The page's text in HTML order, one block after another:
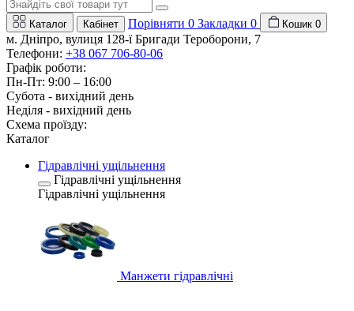
Каталог Кабінет Порівняти 0 Закладки 0 Кошик 0
м. Дніпро, вулиця 128-ї Бригади Тероборони, 7
Телефони: +38 067 706-80-06
Графік роботи:
Пн-Пт: 9:00 – 16:00
Субота - вихідний день
Неділя - вихідний день
Схема проїзду:
Каталог
Гідравлічні ущільнення
Гідравлічні ущільнення
Гідравлічні ущільнення
Манжети гідравлічні